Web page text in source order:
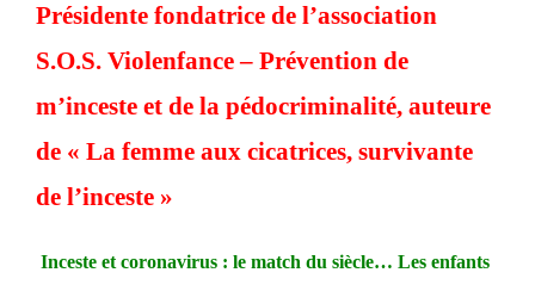
Présidente fondatrice de l’association
S.O.S. Violenfance – Prévention de
m’inceste et de la pédocriminalité, auteure
de « La femme aux cicatrices, survivante
de l’inceste »
Inceste et coronavirus : le match du siècle… Les enfants